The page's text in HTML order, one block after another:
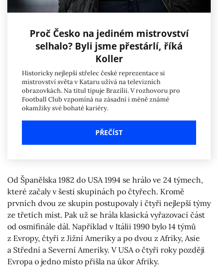
Proč Česko na jediném mistrovství
selhalo? Byli jsme přestárlí, říká
Koller
Historicky nejlepší střelec české reprezentace si
mistrovství světa v Kataru užívá na televizních
obrazovkách. Na titul tipuje Brazílii. V rozhovoru pro
Football Club vzpomíná na zásadní i méně známé
okamžiky své bohaté kariéry.
PŘEČÍST
Od Španělska 1982 do USA 1994 se hrálo ve 24 týmech,
které začaly v šesti skupinách po čtyřech. Kromě
prvních dvou ze skupin postupovaly i čtyři nejlepší týmy
ze třetích míst. Pak už se hrála klasická vyřazovací část
od osmifinále dál. Například v Itálii 1990 bylo 14 týmů
z Evropy, čtyři z Jižní Ameriky a po dvou z Afriky, Asie
a Střední a Severní Ameriky. V USA o čtyři roky později
Evropa o jedno místo přišla na úkor Afriky.